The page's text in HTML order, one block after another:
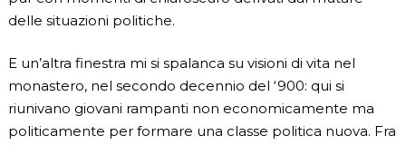
delle situazioni politiche.
E un’altra finestra mi si spalanca su visioni di vita nel
monastero, nel secondo decennio del ‘900: qui si
riunivano giovani rampanti non economicamente ma
politicamente per formare una classe politica nuova. Fra